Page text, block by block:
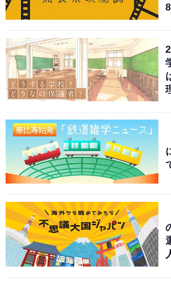
【今日チェックしたい】
PHILIPS「T7315」